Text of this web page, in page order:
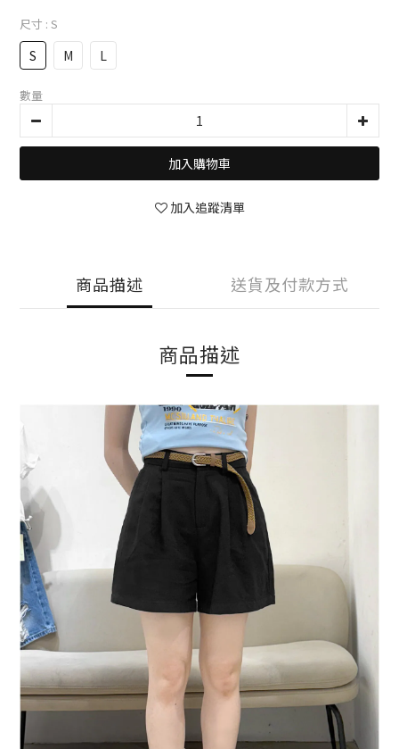
尺寸 : S
S M L
數量
加入購物車
加入追蹤清單
商品描述 送貨及付款方式
商品描述